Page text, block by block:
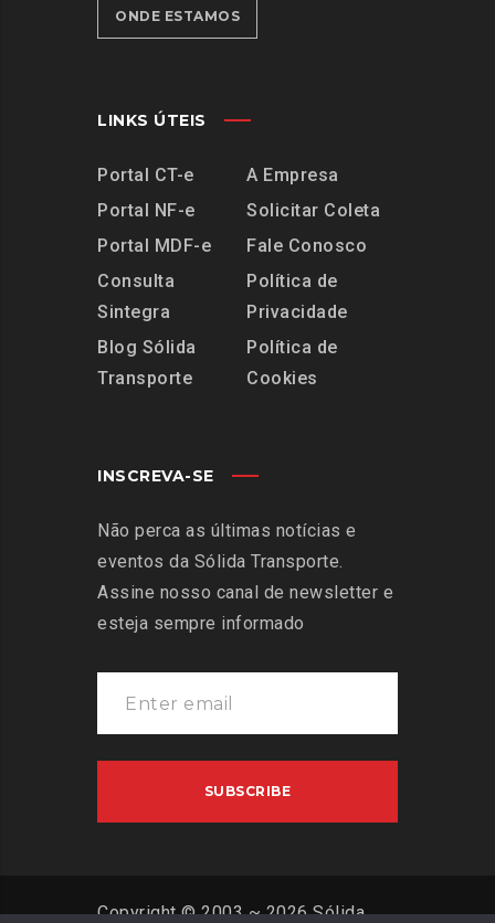
ONDE ESTAMOS
LINKS ÚTEIS
Portal CT-e
Portal NF-e
Portal MDF-e
Consulta
Sintegra
Blog Sólida
Transporte
A Empresa
Solicitar Coleta
Fale Conosco
Política de
Privacidade
Política de
Cookies
INSCREVA-SE
Não perca as últimas notícias e
eventos da Sólida Transporte.
Assine nosso canal de newsletter e
esteja sempre informado
Copyright © 2003 ~ 2026 Sólida